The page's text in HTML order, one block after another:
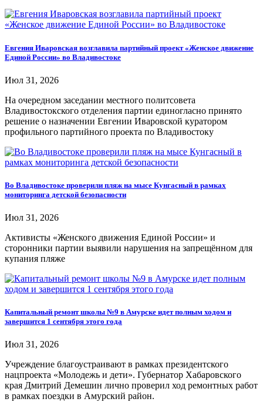
Евгения Иваровская возглавила партийный проект «Женское движение
Единой России» во Владивостоке
Июл 31, 2026
На очередном заседании местного политсовета
Владивостокского отделения партии единогласно принято
решение о назначении Евгении Иваровской куратором
профильного партийного проекта по Владивостоку
Во Владивостоке проверили пляж на мысе Кунгасный в рамках
мониторинга детской безопасности
Июл 31, 2026
Активисты «Женского движения Единой России» и
сторонники партии выявили нарушения на запрещённом для
купания пляже
Капитальный ремонт школы №9 в Амурске идет полным ходом и
завершится 1 сентября этого года
Июл 31, 2026
Учреждение благоустраивают в рамках президентского
нацпроекта «Молодежь и дети». Губернатор Хабаровского
края Дмитрий Демешин лично проверил ход ремонтных работ
в рамках поездки в Амурский район.